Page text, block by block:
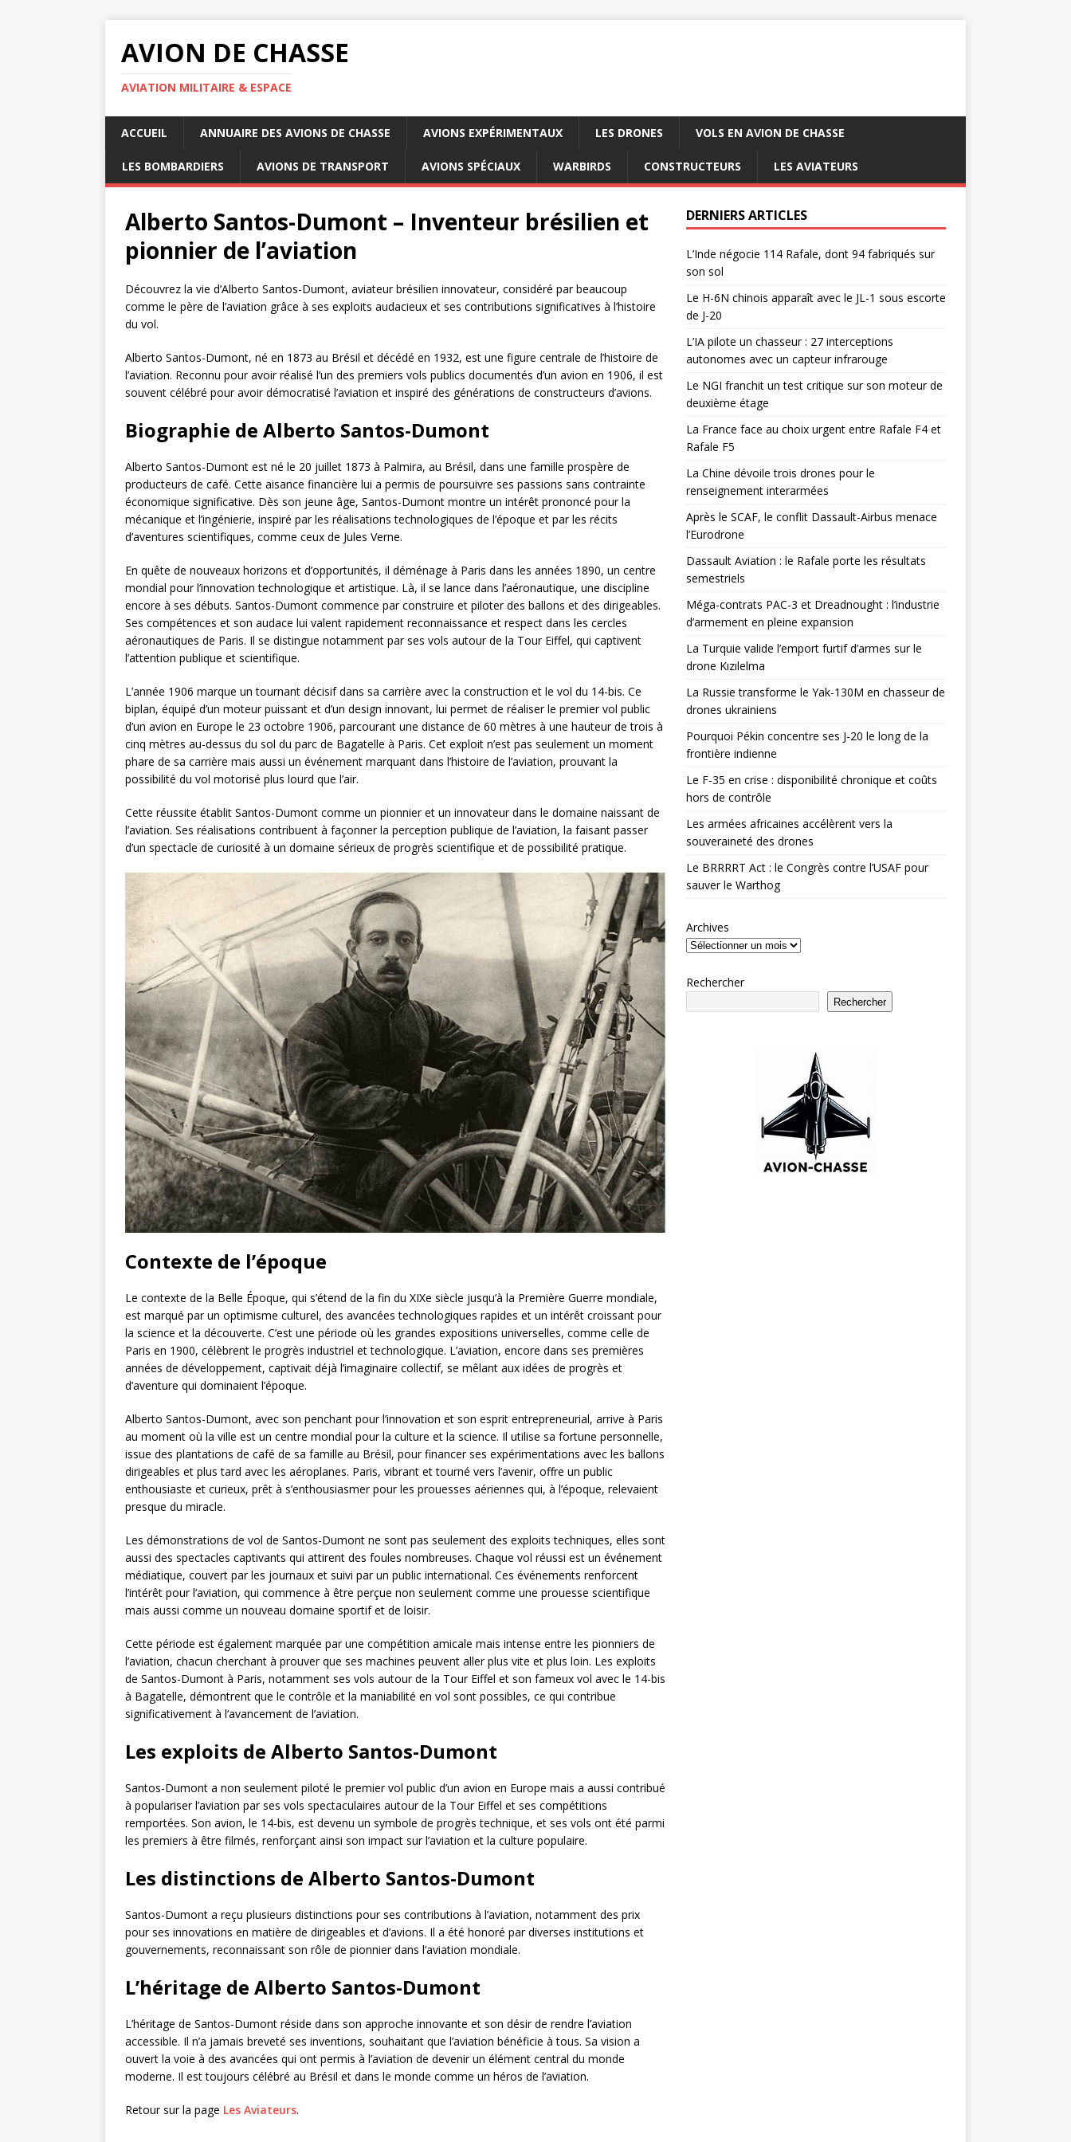
AVION DE CHASSE
AVIATION MILITAIRE & ESPACE
ACCUEIL ANNUAIRE DES AVIONS DE CHASSE AVIONS EXPÉRIMENTAUX LES DRONES VOLS EN AVION DE CHASSE
LES BOMBARDIERS AVIONS DE TRANSPORT AVIONS SPÉCIAUX WARBIRDS CONSTRUCTEURS LES AVIATEURS
Alberto Santos-Dumont – Inventeur brésilien et
pionnier de l’aviation
Découvrez la vie d’Alberto Santos-Dumont, aviateur brésilien innovateur, considéré par beaucoup
comme le père de l’aviation grâce à ses exploits audacieux et ses contributions significatives à l’histoire
du vol.
Alberto Santos-Dumont, né en 1873 au Brésil et décédé en 1932, est une figure centrale de l’histoire de
l’aviation. Reconnu pour avoir réalisé l’un des premiers vols publics documentés d’un avion en 1906, il est
souvent célébré pour avoir démocratisé l’aviation et inspiré des générations de constructeurs d’avions.
Biographie de Alberto Santos-Dumont
Alberto Santos-Dumont est né le 20 juillet 1873 à Palmira, au Brésil, dans une famille prospère de
producteurs de café. Cette aisance financière lui a permis de poursuivre ses passions sans contrainte
économique significative. Dès son jeune âge, Santos-Dumont montre un intérêt prononcé pour la
mécanique et l’ingénierie, inspiré par les réalisations technologiques de l’époque et par les récits
d’aventures scientifiques, comme ceux de Jules Verne.
En quête de nouveaux horizons et d’opportunités, il déménage à Paris dans les années 1890, un centre
mondial pour l’innovation technologique et artistique. Là, il se lance dans l’aéronautique, une discipline
encore à ses débuts. Santos-Dumont commence par construire et piloter des ballons et des dirigeables.
Ses compétences et son audace lui valent rapidement reconnaissance et respect dans les cercles
aéronautiques de Paris. Il se distingue notamment par ses vols autour de la Tour Eiffel, qui captivent
l’attention publique et scientifique.
L’année 1906 marque un tournant décisif dans sa carrière avec la construction et le vol du 14-bis. Ce
biplan, équipé d’un moteur puissant et d’un design innovant, lui permet de réaliser le premier vol public
d’un avion en Europe le 23 octobre 1906, parcourant une distance de 60 mètres à une hauteur de trois à
cinq mètres au-dessus du sol du parc de Bagatelle à Paris. Cet exploit n’est pas seulement un moment
phare de sa carrière mais aussi un événement marquant dans l’histoire de l’aviation, prouvant la
possibilité du vol motorisé plus lourd que l’air.
Cette réussite établit Santos-Dumont comme un pionnier et un innovateur dans le domaine naissant de
l’aviation. Ses réalisations contribuent à façonner la perception publique de l’aviation, la faisant passer
d’un spectacle de curiosité à un domaine sérieux de progrès scientifique et de possibilité pratique.
Contexte de l’époque
Le contexte de la Belle Époque, qui s’étend de la fin du XIXe siècle jusqu’à la Première Guerre mondiale,
est marqué par un optimisme culturel, des avancées technologiques rapides et un intérêt croissant pour
la science et la découverte. C’est une période où les grandes expositions universelles, comme celle de
Paris en 1900, célèbrent le progrès industriel et technologique. L’aviation, encore dans ses premières
années de développement, captivait déjà l’imaginaire collectif, se mêlant aux idées de progrès et
d’aventure qui dominaient l’époque.
Alberto Santos-Dumont, avec son penchant pour l’innovation et son esprit entrepreneurial, arrive à Paris
au moment où la ville est un centre mondial pour la culture et la science. Il utilise sa fortune personnelle,
issue des plantations de café de sa famille au Brésil, pour financer ses expérimentations avec les ballons
dirigeables et plus tard avec les aéroplanes. Paris, vibrant et tourné vers l’avenir, offre un public
enthousiaste et curieux, prêt à s’enthousiasmer pour les prouesses aériennes qui, à l’époque, relevaient
presque du miracle.
Les démonstrations de vol de Santos-Dumont ne sont pas seulement des exploits techniques, elles sont
aussi des spectacles captivants qui attirent des foules nombreuses. Chaque vol réussi est un événement
médiatique, couvert par les journaux et suivi par un public international. Ces événements renforcent
l’intérêt pour l’aviation, qui commence à être perçue non seulement comme une prouesse scientifique
mais aussi comme un nouveau domaine sportif et de loisir.
Cette période est également marquée par une compétition amicale mais intense entre les pionniers de
l’aviation, chacun cherchant à prouver que ses machines peuvent aller plus vite et plus loin. Les exploits
de Santos-Dumont à Paris, notamment ses vols autour de la Tour Eiffel et son fameux vol avec le 14-bis
à Bagatelle, démontrent que le contrôle et la maniabilité en vol sont possibles, ce qui contribue
significativement à l’avancement de l’aviation.
Les exploits de Alberto Santos-Dumont
Santos-Dumont a non seulement piloté le premier vol public d’un avion en Europe mais a aussi contribué
à populariser l’aviation par ses vols spectaculaires autour de la Tour Eiffel et ses compétitions
remportées. Son avion, le 14-bis, est devenu un symbole de progrès technique, et ses vols ont été parmi
les premiers à être filmés, renforçant ainsi son impact sur l’aviation et la culture populaire.
Les distinctions de Alberto Santos-Dumont
Santos-Dumont a reçu plusieurs distinctions pour ses contributions à l’aviation, notamment des prix
pour ses innovations en matière de dirigeables et d’avions. Il a été honoré par diverses institutions et
gouvernements, reconnaissant son rôle de pionnier dans l’aviation mondiale.
L’héritage de Alberto Santos-Dumont
L’héritage de Santos-Dumont réside dans son approche innovante et son désir de rendre l’aviation
accessible. Il n’a jamais breveté ses inventions, souhaitant que l’aviation bénéficie à tous. Sa vision a
ouvert la voie à des avancées qui ont permis à l’aviation de devenir un élément central du monde
moderne. Il est toujours célébré au Brésil et dans le monde comme un héros de l’aviation.
Retour sur la page Les Aviateurs.
DERNIERS ARTICLES
L’Inde négocie 114 Rafale, dont 94 fabriqués sur
son sol
Le H-6N chinois apparaît avec le JL-1 sous escorte
de J-20
L’IA pilote un chasseur : 27 interceptions
autonomes avec un capteur infrarouge
Le NGI franchit un test critique sur son moteur de
deuxième étage
La France face au choix urgent entre Rafale F4 et
Rafale F5
La Chine dévoile trois drones pour le
renseignement interarmées
Après le SCAF, le conflit Dassault-Airbus menace
l’Eurodrone
Dassault Aviation : le Rafale porte les résultats
semestriels
Méga-contrats PAC-3 et Dreadnought : l’industrie
d’armement en pleine expansion
La Turquie valide l’emport furtif d’armes sur le
drone Kızılelma
La Russie transforme le Yak-130M en chasseur de
drones ukrainiens
Pourquoi Pékin concentre ses J-20 le long de la
frontière indienne
Le F-35 en crise : disponibilité chronique et coûts
hors de contrôle
Les armées africaines accélèrent vers la
souveraineté des drones
Le BRRRRT Act : le Congrès contre l’USAF pour
sauver le Warthog
Archives
Rechercher
Rechercher